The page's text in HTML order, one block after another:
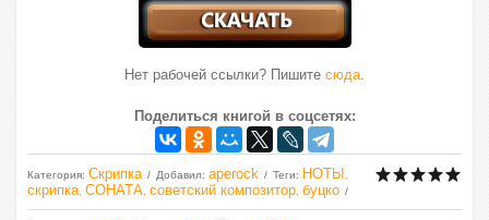
Нет рабочей ссылки? Пишите сюда.
Поделиться книгой в соцсетях:
Категория: Скрипка Добавил: aperock Теги: НОТЫ
скрипка СОНАТА советский композитор буцко